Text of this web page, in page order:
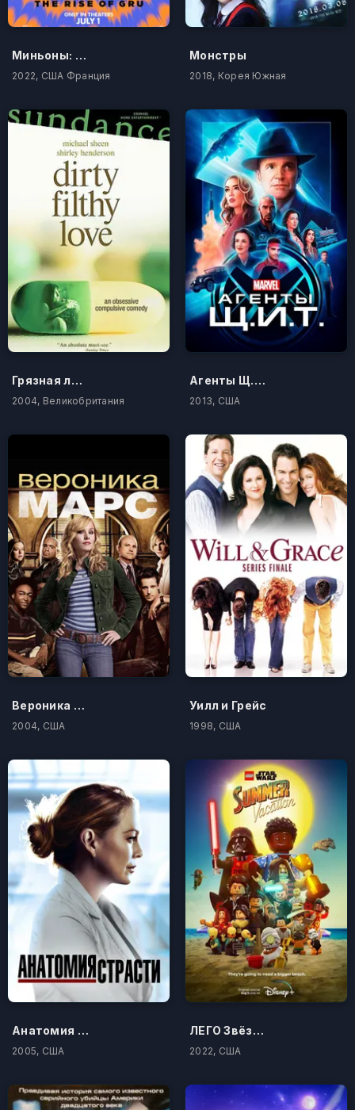
Миньоны: Грювитация
2022, США Франция
Монстры
2018, Корея Южная
Грязная любовь
2004, Великобритания
Агенты Щ.И.Т.
2013, США
Вероника Марс
2004, США
Уилл и Грейс
1998, США
Анатомия страсти
2005, США
ЛЕГО Звёздные войны: Летние каникулы
2022, США